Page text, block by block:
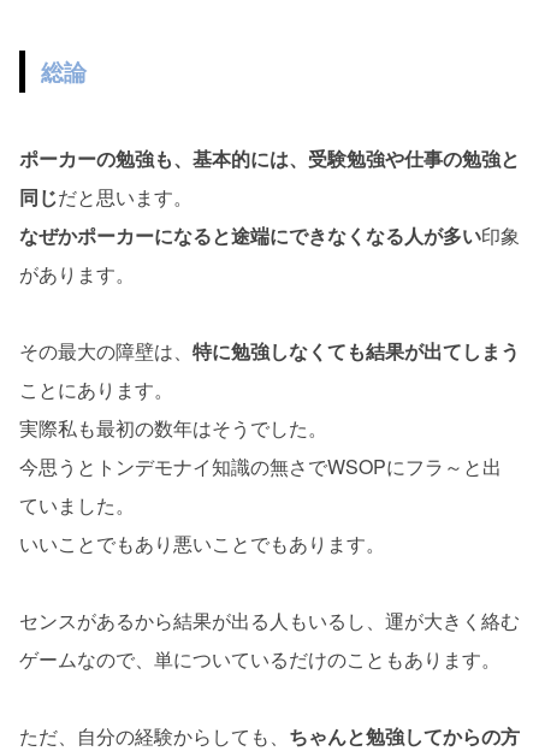
総論
ポーカーの勉強も、基本的には、受験勉強や仕事の勉強と
同じだと思います。
なぜかポーカーになると途端にできなくなる人が多い印象
があります。
その最大の障壁は、 特に勉強しなくても結果が出てしまう
ことにあります。
実際私も最初の数年はそうでした。
今思うとトンデモナイ知識の無さでWSOPにフラ～と出
ていました。
いいことでもあり悪いことでもあります。
センスがあるから結果が出る人もいるし、運が大きく絡む
ゲームなので、単についているだけのこともあります。
ただ、自分の経験からしても、 ちゃんと勉強してからの方